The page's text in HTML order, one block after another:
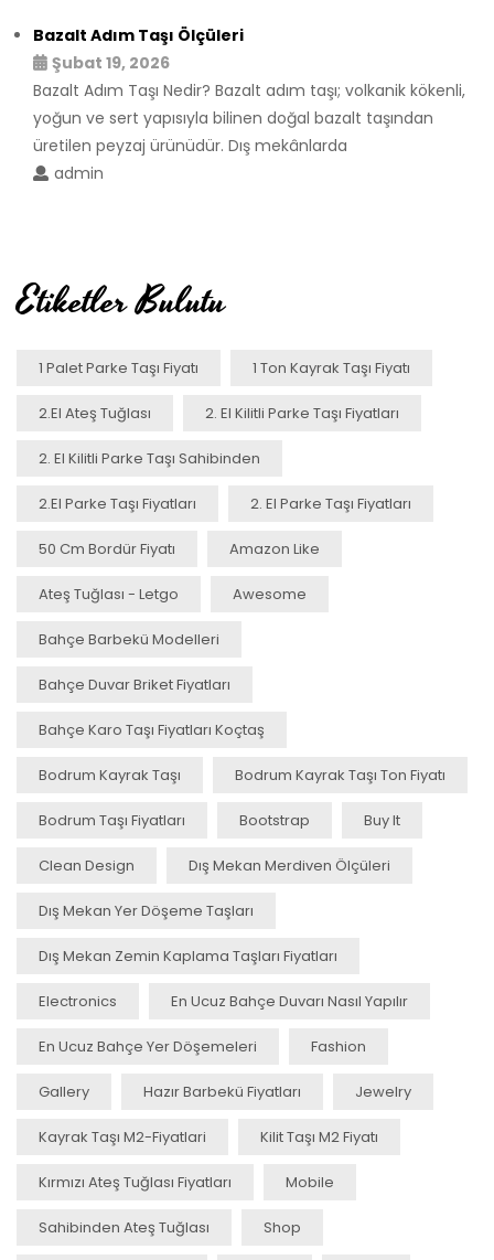
Bazalt Adım Taşı Ölçüleri
Şubat 19, 2026
Bazalt Adım Taşı Nedir? Bazalt adım taşı; volkanik kökenli,
yoğun ve sert yapısıyla bilinen doğal bazalt taşından
üretilen peyzaj ürünüdür. Dış mekânlarda
admin
Etiketler Bulutu
1 Palet Parke Taşı Fiyatı 1 Ton Kayrak Taşı Fiyatı
2.el Ateş Tuğlası 2. El Kilitli Parke Taşı Fiyatları
2. El Kilitli Parke Taşı Sahibinden
2.el Parke Taşı Fiyatları 2. El Parke Taşı Fiyatları
50 Cm Bordür Fiyatı Amazon Like
Ateş Tuğlası - Letgo Awesome
Bahçe Barbekü Modelleri
Bahçe Duvar Briket Fiyatları
Bahçe Karo Taşı Fiyatları Koçtaş
Bodrum Kayrak Taşı Bodrum Kayrak Taşı Ton Fiyatı
Bodrum Taşı Fiyatları Bootstrap Buy It
Clean Design Dış Mekan Merdiven Ölçüleri
Dış Mekan Yer Döşeme Taşları
Dış Mekan Zemin Kaplama Taşları Fiyatları
Electronics En Ucuz Bahçe Duvarı Nasıl Yapılır
En Ucuz Bahçe Yer Döşemeleri Fashion
Gallery Hazır Barbekü Fiyatları Jewelry
Kayrak Taşı M2-Fiyatlari Kilit Taşı M2 Fiyatı
Kırmızı Ateş Tuğlası Fiyatları Mobile
Sahibinden Ateş Tuğlası Shop